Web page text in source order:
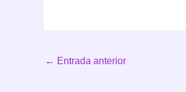
← Entrada anterior